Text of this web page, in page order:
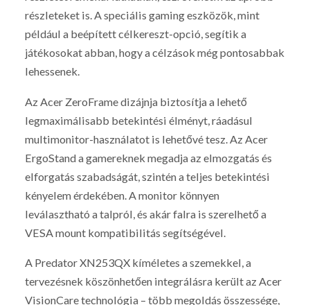
részleteket is. A speciális gaming eszközök, mint
például a beépített célkereszt-opció, segítik a
játékosokat abban, hogy a célzások még pontosabbak
lehessenek.
Az Acer ZeroFrame dizájnja biztosítja a lehető
legmaximálisabb betekintési élményt, ráadásul
multimonitor-használatot is lehetővé tesz. Az Acer
ErgoStand a gamereknek megadja az elmozgatás és
elforgatás szabadságát, szintén a teljes betekintési
kényelem érdekében. A monitor könnyen
leválasztható a talpról, és akár falra is szerelhető a
VESA mount kompatibilitás segítségével.
A Predator XN253QX kíméletes a szemekkel, a
tervezésnek köszönhetően integrálásra került az Acer
VisionCare technológia – több megoldás összessége,